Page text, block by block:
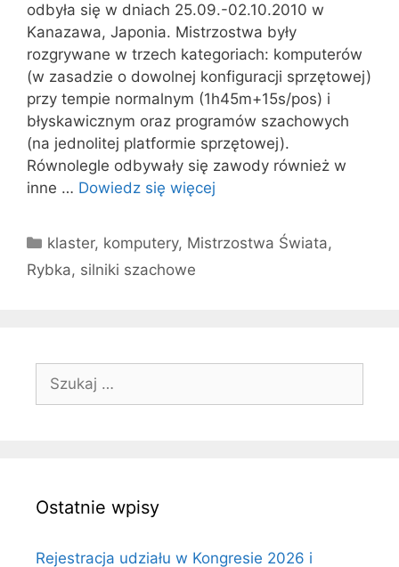
odbyła się w dniach 25.09.-02.10.2010 w
Kanazawa, Japonia. Mistrzostwa były
rozgrywane w trzech kategoriach: komputerów
(w zasadzie o dowolnej konfiguracji sprzętowej)
przy tempie normalnym (1h45m+15s/pos) i
błyskawicznym oraz programów szachowych
(na jednolitej platformie sprzętowej).
Równolegle odbywały się zawody również w
inne … Dowiedz się więcej
Kategorie
klaster, komputery, Mistrzostwa Świata,
Rybka, silniki szachowe
Szukaj:
Ostatnie wpisy
Rejestracja udziału w Kongresie 2026 i